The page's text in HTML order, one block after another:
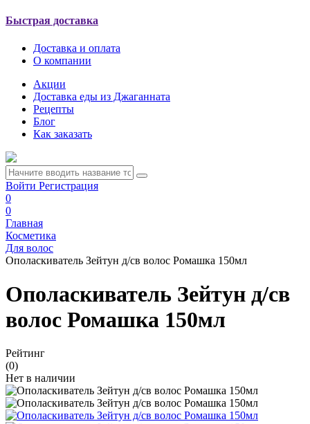
Быстрая доставка
Доставка и оплата
О компании
Акции
Доставка еды из Джаганната
Рецепты
Блог
Как заказать
Войти Регистрация
0
0
Главная
Косметика
Для волос
Ополаскиватель Зейтун д/св волос Ромашка 150мл
Ополаскиватель Зейтун д/св
волос Ромашка 150мл
Рейтинг
(0)
Нет в наличии